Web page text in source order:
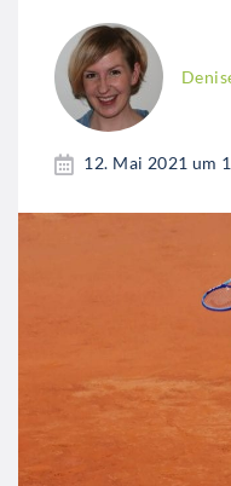
12. Mai 2021 um